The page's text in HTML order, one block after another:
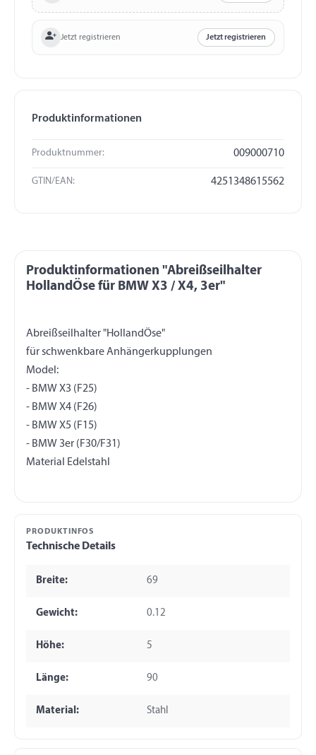
Jetzt registrieren Jetzt registrieren
Produktinformationen
Produktnummer: 009000710
GTIN/EAN: 4251348615562
Produktinformationen "Abreißseilhalter
HollandÖse für BMW X3 / X4, 3er"
Abreißseilhalter "HollandÖse"
für schwenkbare Anhängerkupplungen
Model:
- BMW X3 (F25)
- BMW X4 (F26)
- BMW X5 (F15)
- BMW 3er (F30/F31)
PRODUKTINFOS
Technische Details
Breite: 69
Gewicht: 0.12
Höhe: 5
Länge: 90
Material: Stahl